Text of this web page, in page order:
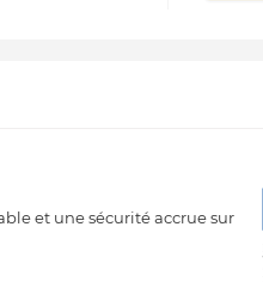
et une sécurité accrue sur